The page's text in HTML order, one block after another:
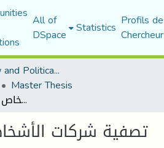
All of
DSpace Statistics Profils
Faculty of Law and Political Science
Master Thesis
تصفية شركات الأشخاص في التشريع الجزائري
تصفية شركات